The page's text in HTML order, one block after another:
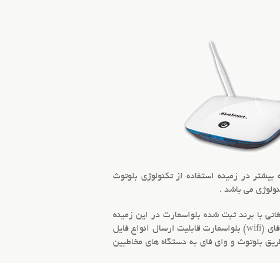
در زمینه استفاده از تکنولوژی بلوتوث
می باشد .
با برند ثبت شده بلواسمارت در این زمینه
را بومی سازی نماید . ارسالگرهای بلوتوث و وای فای (wifi) بلواسمارت قابلیت ارسال انواع فایل
بلوتوث و وای فای به دستگاه های مخاطبین